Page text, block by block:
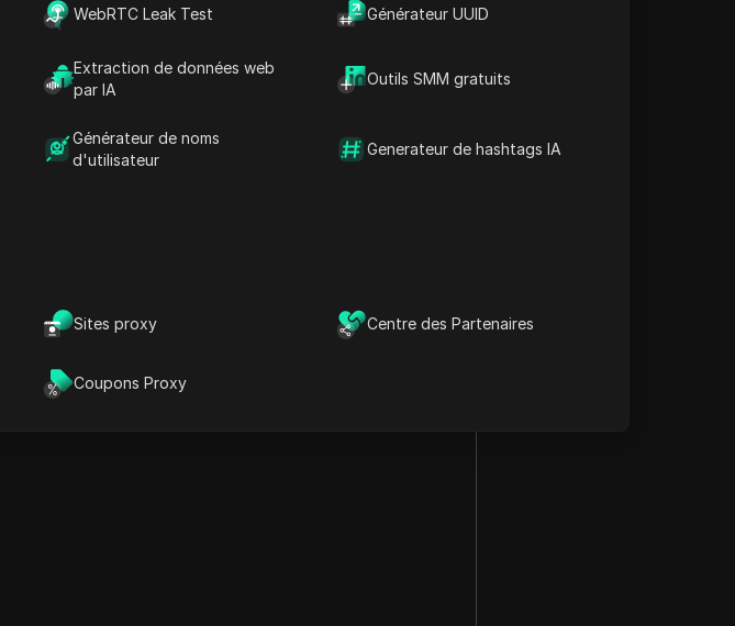
WebRTC Leak Test Générateur UUID
Extraction de données web
par IA
Outils SMM gratuits
Générateur de noms
d'utilisateur
Generateur de hashtags IA
Sites proxy Centre des Partenaires
Coupons Proxy
Meilleures vidéos par catégories